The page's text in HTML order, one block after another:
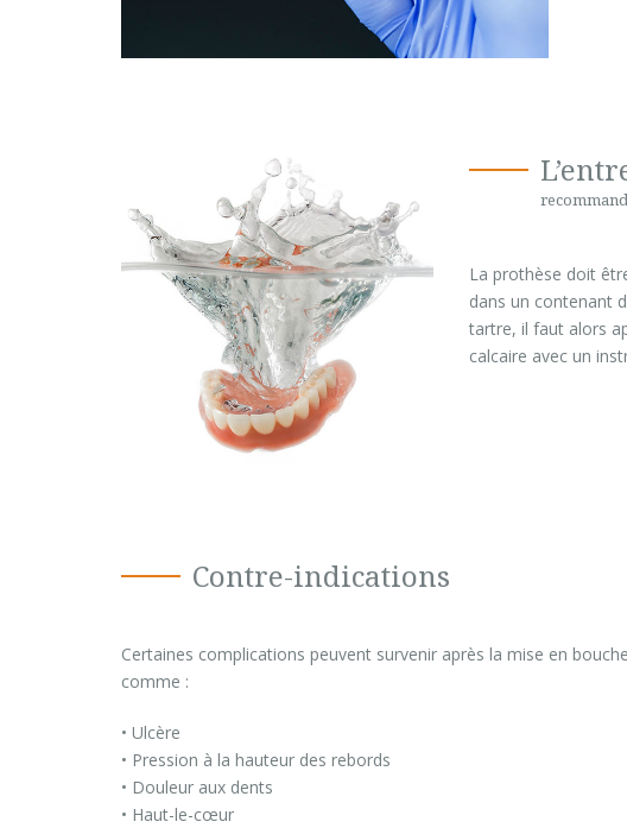
La prothèse doit
dans un contenant
tartre, il faut alors
calcaire avec un
Contre-indications
Certaines complications peuvent survenir après la mise en
comme :
• Ulcère
• Pression à la hauteur des rebords
• Douleur aux dents
• Haut-le-cœur